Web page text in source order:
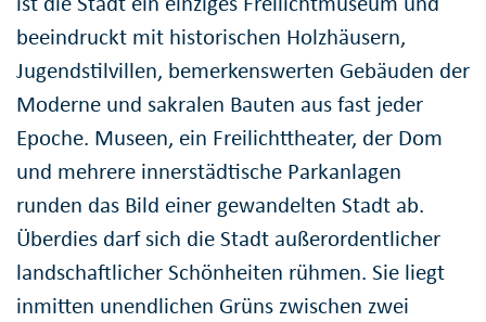
beeindruckt mit historischen Holzhäusern,
Jugendstilvillen, bemerkenswerten Gebäuden der
Moderne und sakralen Bauten aus fast jeder
Epoche. Museen, ein Freilichttheater, der Dom
und mehrere innerstädtische Parkanlagen
runden das Bild einer gewandelten Stadt ab.
Überdies darf sich die Stadt außerordentlicher
landschaftlicher Schönheiten rühmen. Sie liegt
inmitten unendlichen Grüns zwischen zwei